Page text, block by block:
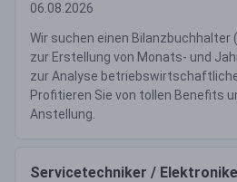
06.08.2026
Wir suchen einen
zur Erstellung von Monats- und
zur Analyse
Profitieren Sie von tollen Benefits
Anstellung.
Servicetechniker /